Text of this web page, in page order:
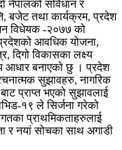
नेपालको संविधान र
बजेट तथा कार्यक्रम, प्रदेश
विधेयक -२०७७ को
प्रदेशको आवधिक योजना,
दिगो विकासका लक्ष्य
आधार बनाएको छु । प्रदेश
सुझावहरु, नागरिक
प्राप्त भएको सुझावलाई
१९ ले सिर्जना गरेको
प्राथमिकताहरुलाई
र नयां सोचका साथ अगाडी